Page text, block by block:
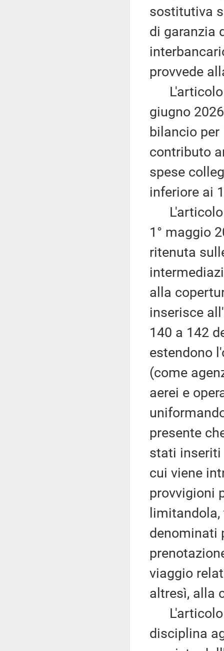
sostitutiva
di garanzia
provvede
L'articolo
giugno
bilancio
contributo
spese
inferiore ai
L'articolo
1° maggio
ritenuta
alla
inserisce
140 a 142
estendono
(come
aerei e
presente
stati inseriti
cui viene
provvigioni
denominati
viaggio
altresì, alla
L'articolo
disciplina